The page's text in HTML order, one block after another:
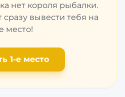
нет короля рыбалки.
сразу вывести тебя на
место!
1-е место